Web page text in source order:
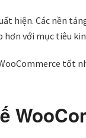
hiện. Các nền
hơn với mục tiêu
tốt